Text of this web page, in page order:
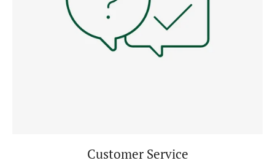
Customer Service